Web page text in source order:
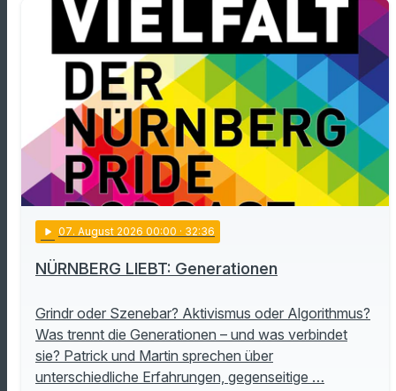
play_arrow 07. August 2026 00:00 · 32:36
NÜRNBERG LIEBT: Generationen
Grindr oder Szenebar? Aktivismus oder Algorithmus?
Was trennt die Generationen – und was verbindet
sie? Patrick und Martin sprechen über
unterschiedliche Erfahrungen, gegenseitige …